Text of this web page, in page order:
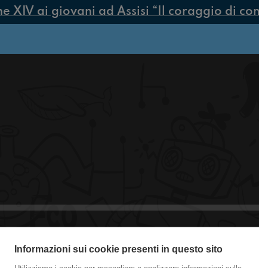
XIV ai giovani ad Assisi “Il coraggio di
Informazioni sui cookie presenti in questo sito